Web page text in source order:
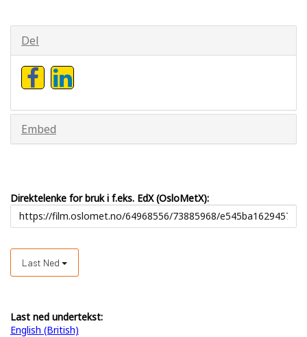
Del
Embed
Direktelenke for bruk i f.eks. EdX (OsloMetX):
Last Ned
Last ned undertekst:
English (British)